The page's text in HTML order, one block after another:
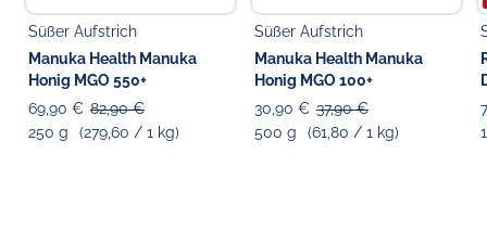
Süßer Aufstrich
Manuka Health Manuka
Honig MGO 550+
69,90 € 82,90 €
250 g
(279,60 / 1 kg)
Süßer Aufstrich
Manuka Health Manuka
Honig MGO 100+
30,90 € 37,90 €
500 g
(61,80 / 1 kg)